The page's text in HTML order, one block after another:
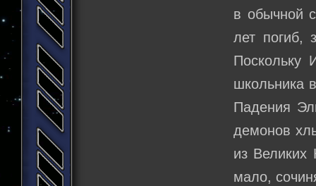
в обычной
лет погиб,
Поскольку
школьника
Падения
демонов
из Великих
мало,